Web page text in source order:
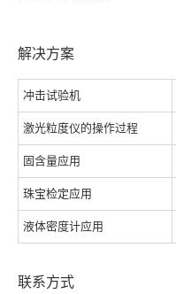
解决方案
冲击试验机
激光粒度仪的操作过程
固含量应用
珠宝检定应用
液体密度计应用
联系方式